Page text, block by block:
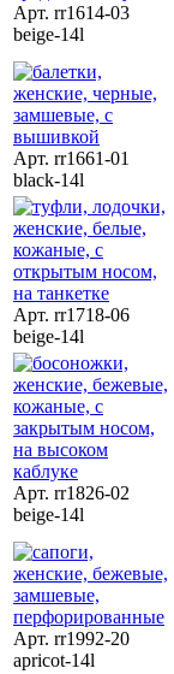
Арт. rr1614-03
beige-14l
Арт. rr1661-01
black-14l
Арт. rr1718-06
beige-14l
Арт. rr1826-02
beige-14l
Арт. rr1992-20
apricot-14l